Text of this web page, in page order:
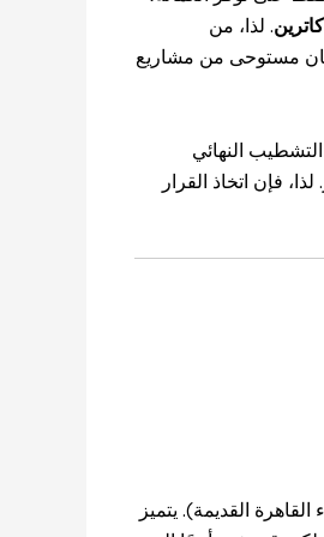
. لذا، من
كان مستوحى من مشاريع
النهائي
فإن اتخاذ القرار
القديمة). يتميز